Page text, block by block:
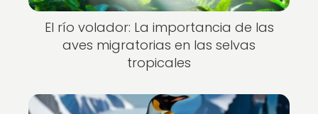
El río volador: La importancia de las
aves migratorias en las selvas
tropicales